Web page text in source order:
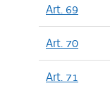
Art. 69
Art. 70
Art. 71